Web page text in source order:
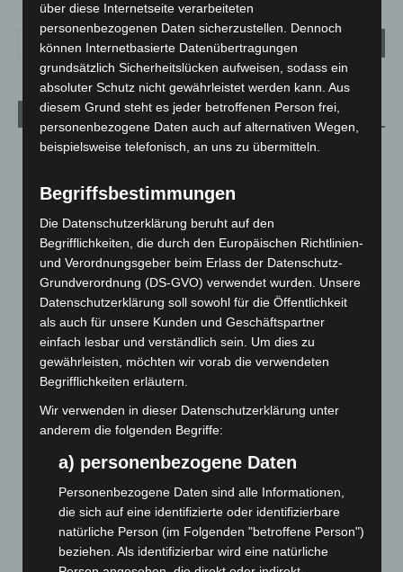
Aktuelle Beiträge
Brand im „Haus der Begegnung“ in Neuwarmbüchen schnell
6. August 2026
Region Hannover: 21 neue Notfallsanitäter starten beim
Roten Kreuz
5. August 2026
Mann läuft mit Hockeyschläger über A7 – Polizei sucht
Zeugen
5. August 2026
Celle: Mensch stirbt bei Bagger-Unfall auf Baustelle
Gasleitung bei McDonald’s-Umbau in Langenhagen
5. August 2026
Anklage nach Abschaltung von „Archetyp Market“ erhoben
3. August 2026
Hannover: Polizei stoppt 166 Trunkenheitsfahrten bei
über diese Internetseite verarbeiteten
personenbezogenen Daten sicherzustellen. Dennoch
können Internetbasierte Datenübertragungen
grundsätzlich Sicherheitslücken aufweisen, sodass ein
absoluter Schutz nicht gewährleistet werden kann. Aus
diesem Grund steht es jeder betroffenen Person frei,
personenbezogene Daten auch auf alternativen Wegen,
beispielsweise telefonisch, an uns zu übermitteln.
Begriffsbestimmungen
Die Datenschutzerklärung beruht auf den
Begrifflichkeiten, die durch den Europäischen Richtlinien-
und Verordnungsgeber beim Erlass der Datenschutz-
Grundverordnung (DS-GVO) verwendet wurden. Unsere
Datenschutzerklärung soll sowohl für die Öffentlichkeit
als auch für unsere Kunden und Geschäftspartner
einfach lesbar und verständlich sein. Um dies zu
gewährleisten, möchten wir vorab die verwendeten
Begrifflichkeiten erläutern.
Wir verwenden in dieser Datenschutzerklärung unter
anderem die folgenden Begriffe:
a) personenbezogene Daten
Personenbezogene Daten sind alle Informationen,
die sich auf eine identifizierte oder identifizierbare
natürliche Person (im Folgenden "betroffene Person")
beziehen. Als identifizierbar wird eine natürliche